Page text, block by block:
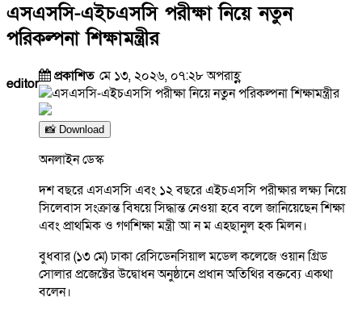
এসএসসি-এইচএসসি পরীক্ষা নিয়ে নতুন
পরিকল্পনা শিক্ষামন্ত্রীর
editor প্রকাশিত মে ১৩, ২০২৬, ০৭:২৮ অপরাহ্ণ
📸 Download
অনলাইন ডেস্ক
দশ বছরে এসএসসি এবং ১২ বছরে এইচএসসি পরীক্ষার লক্ষ্য নিয়ে
সিলেবাস সংক্রান্ত বিষয়ে সিদ্ধান্ত নেওয়া হবে বলে জানিয়েছেন শিক্ষা
এবং প্রাথমিক ও গণশিক্ষা মন্ত্রী আ ন ম এহছানুল হক মিলন।
বুধবার (১৩ মে) ঢাকা রেসিডেনসিয়াল মডেল কলেজে ওয়ান গ্রিড
সোলার প্রজেক্টের উদ্বোধন অনুষ্ঠানে প্রধান অতিথির বক্তব্যে একথা
বলেন।